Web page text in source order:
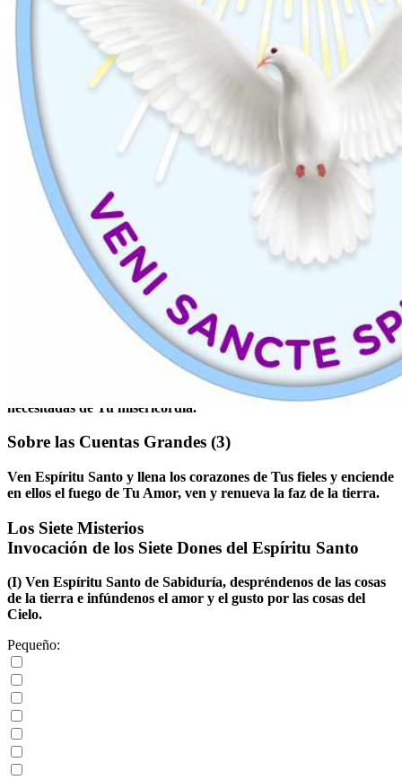
Sobre las tres primeras cuentas (1)
¡Dios Ven en nuestra ayuda, Señor ayúdanos y sálvanos! Gloria
al Padre, al Hijo y al Espíritu Santo, como era en el principio,
ahora y siempre, por los siglos de los siglos. Amén.(3x)
Después de las tres primeras cuentas
¡Oh María, sin pecado concebida, ruega por nosotros que
Oh Jesús mío, perdona nuestros pecados. Sálvanos del fuego del
infierno. Lleva a todas las almas al cielo, especialmente a las más
necesitadas de Tu misericordia.
Sobre las Cuentas Grandes (3)
Ven Espíritu Santo y llena los corazones de Tus fieles y enciende
en ellos el fuego de Tu Amor, ven y renueva la faz de la tierra.
Los Siete Misterios
Invocación de los Siete Dones del Espíritu Santo
(I) Ven Espíritu Santo de Sabiduría, despréndenos de las cosas
de la tierra e infúndenos el amor y el gusto por las cosas del
Cielo.
Pequeño: